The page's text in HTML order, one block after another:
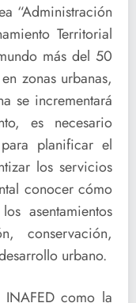
“Administración
Territorial
más del 50
zonas urbanas,
se incrementará
es necesario
planificar el
los servicios
conocer cómo
asentamientos
conservación,
urbano.
como la